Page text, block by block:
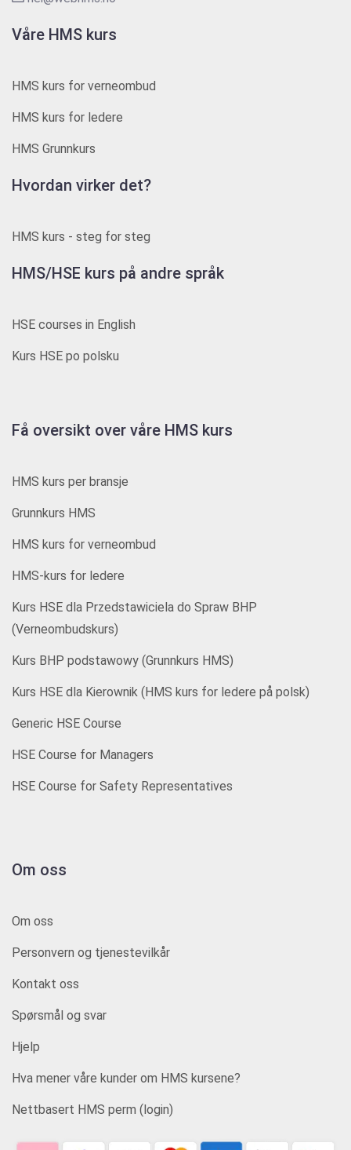
Våre HMS kurs
HMS kurs for verneombud
HMS kurs for ledere
HMS Grunnkurs
Hvordan virker det?
HMS kurs - steg for steg
HMS/HSE kurs på andre språk
HSE courses in English
Kurs HSE po polsku
Få oversikt over våre HMS kurs
HMS kurs per bransje
Grunnkurs HMS
HMS kurs for verneombud
HMS-kurs for ledere
Kurs HSE dla Przedstawiciela do Spraw BHP
(Verneombudskurs)
Kurs BHP podstawowy (Grunnkurs HMS)
Kurs HSE dla Kierownik (HMS kurs for ledere på polsk)
Generic HSE Course
HSE Course for Managers
HSE Course for Safety Representatives
Om oss
Om oss
Personvern og tjenestevilkår
Kontakt oss
Spørsmål og svar
Hjelp
Hva mener våre kunder om HMS kursene?
Nettbasert HMS perm (login)